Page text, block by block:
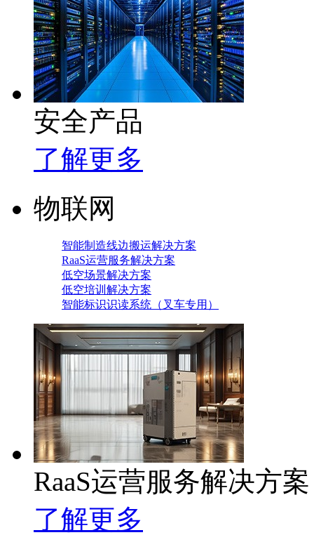
安全产品
了解更多
物联网
智能制造线边搬运解决方案
RaaS运营服务解决方案
低空场景解决方案
低空培训解决方案
智能标识识读系统（叉车专用）
RaaS运营服务解决方案
了解更多